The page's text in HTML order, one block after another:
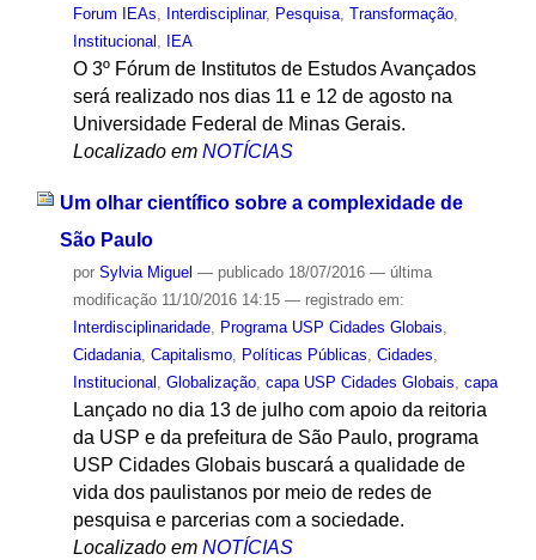
Forum IEAs, Interdisciplinar, Pesquisa, Transformação,
Institucional , IEA
O 3º Fórum de Institutos de Estudos Avançados
será realizado nos dias 11 e 12 de agosto na
Universidade Federal de Minas Gerais.
Localizado em NOTÍCIAS
Um olhar científico sobre a complexidade de
São Paulo
por Sylvia Miguel — publicado18/07/2016 — última
modificação11/10/2016 14:15 — registrado em:
Interdisciplinaridade, Programa USP Cidades Globais,
Cidadania, Capitalismo, Políticas Públicas, Cidades,
Institucional , Globalização, capa USP Cidades Globais, capa
Lançado no dia 13 de julho com apoio da reitoria
da USP e da prefeitura de São Paulo, programa
USP Cidades Globais buscará a qualidade de
vida dos paulistanos por meio de redes de
pesquisa e parcerias com a sociedade.
Localizado em NOTÍCIAS